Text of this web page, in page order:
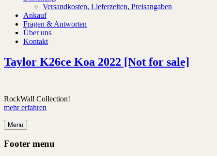
Versandkosten, Lieferzeiten, Preisangaben
Ankauf
Fragen & Antworten
Über uns
Kontakt
Taylor K26ce Koa 2022 [Not for sale]
RockWall Collection!
mehr erfahren
Menu
Footer menu